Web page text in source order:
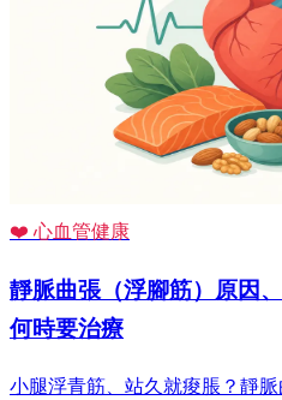
❤️ 心血管健康
靜脈曲張（浮腳筋）原因
何時要治療
小腿浮青筋、站久就痠脹？靜